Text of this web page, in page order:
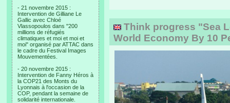
- 21 novembre 2015 :
Intervention de Gilliane Le
Gallic avec Chloé
Vlassopoulos dans "200
millions de réfugiés
climatiques et moi et moi et
moi" organisé par ATTAC dans
le cadre du Festival Images
Mouvementées.
- 20 novembre 2015 :
Intervention de Fanny Héros à
la COP21 des Monts du
Lyonnais à l'occasion de la
COP, pendant la semaine de
solidarité internationale.
Think progress "Sea
World Economy By 10